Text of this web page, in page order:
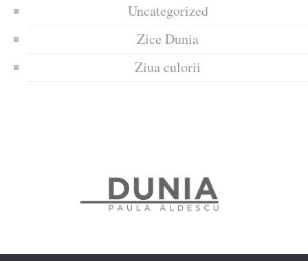
Uncategorized
Zice Dunia
Ziua culorii